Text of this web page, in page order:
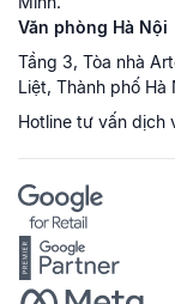
Văn phòng Hà Nội
Tầng 3, Tòa nhà
Liệt, Thành phố Hà
Hotline tư vấn dịch